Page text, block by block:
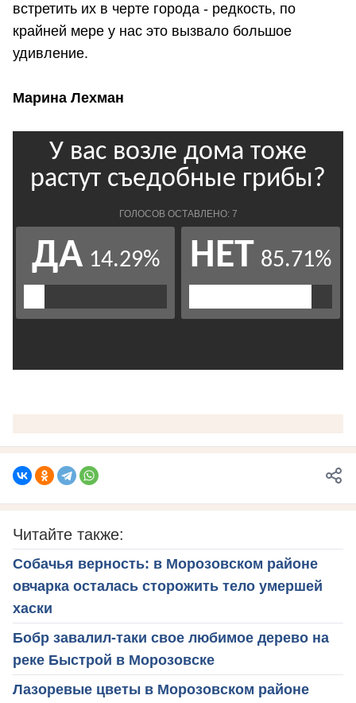
встретить их в черте города - редкость, по
крайней мере у нас это вызвало большое
удивление.
Марина Лехман
Читайте также:
Собачья верность: в Морозовском районе
овчарка осталась сторожить тело умершей
хаски
Бобр завалил-таки свое любимое дерево на
реке Быстрой в Морозовске
Лазоревые цветы в Морозовском районе